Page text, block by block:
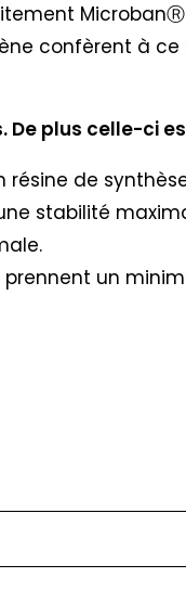
confèrent à
De plus celle-ci
résine de
stabilité
prennent un